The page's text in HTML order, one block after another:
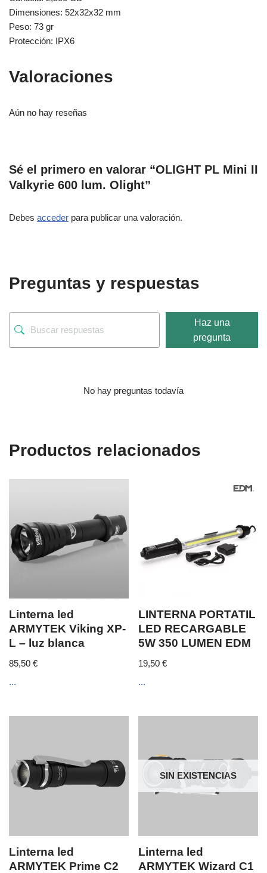
Dimensiones: 52x32x32 mm
Peso: 73 gr
Protección: IPX6
Valoraciones
Aún no hay reseñas
Sé el primero en valorar “OLIGHT PL Mini II
Valkyrie 600 lum. Olight”
Debes acceder para publicar una valoración.
Preguntas y respuestas
Haz una
pregunta
No hay preguntas todavía
Productos relacionados
Linterna led
ARMYTEK Viking XP-
L – luz blanca
85,50 €
...
LINTERNA PORTATIL
LED RECARGABLE
5W 350 LUMEN EDM
19,50€
...
Linterna led
ARMYTEK Prime C2
SIN EXISTENCIAS
Linterna led
ARMYTEK Wizard C1